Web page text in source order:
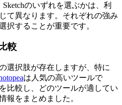
Sketchのいずれを選ぶかは、利
て異なります。それぞれの強み
択することが重要です。
較
選択肢が存在しますが、特に
は人気の高いツールで
比較し、どのツールが適してい
報をまとめました。